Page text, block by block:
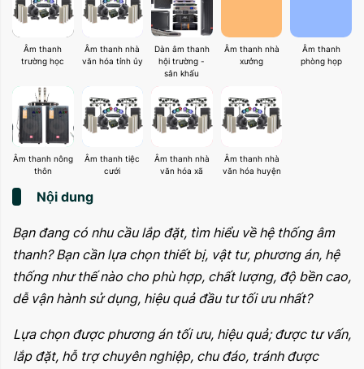
Âm thanh
trường học
Âm thanh nhà
văn hóa tỉnh ủy
Dàn âm thanh
hội trường -
sân khấu
Âm thanh nhà
xưởng
Âm thanh
phòng họp
Âm thanh nông
thôn
Âm thanh tiệc
cưới
Âm thanh nhà
văn hóa xã
Âm thanh nhà
văn hóa huyện
Nội dung
Bạn đang có nhu cầu lắp đặt, tìm hiểu về hệ thống âm
thanh? Bạn cần lựa chọn thiết bị, vật tư, phương án, hệ
thống như thế nào cho phù hợp, chất lượng, độ bền cao,
dễ vận hành sử dụng, hiệu quả đầu tư tối ưu nhất?
Lựa chọn được phương án tối ưu, hiệu quả; được tư vấn,
lắp đặt, hỗ trợ chuyên nghiệp, chu đáo, tránh được